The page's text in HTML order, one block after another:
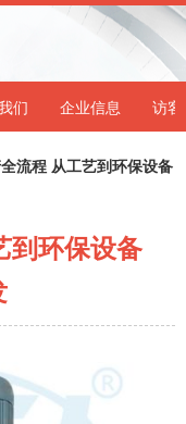
们 企业信息 访客
流程 从工艺到环保设备
到环保设备